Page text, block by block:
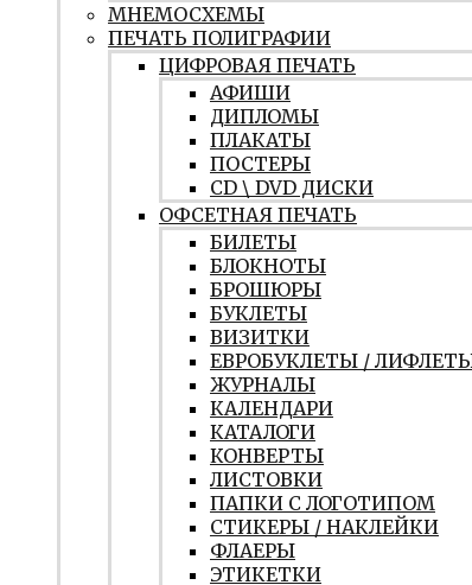
МНЕМОСХЕМЫ
ПЕЧАТЬ ПОЛИГРАФИИ
ЦИФРОВАЯ ПЕЧАТЬ
АФИШИ
ДИПЛОМЫ
ПЛАКАТЫ
ПОСТЕРЫ
CD \ DVD ДИСКИ
ОФСЕТНАЯ ПЕЧАТЬ
БИЛЕТЫ
БЛОКНОТЫ
БРОШЮРЫ
БУКЛЕТЫ
ВИЗИТКИ
ЕВРОБУКЛЕТЫ /
ЖУРНАЛЫ
КАЛЕНДАРИ
КАТАЛОГИ
КОНВЕРТЫ
ЛИСТОВКИ
ПАПКИ С ЛОГОТИПОМ
СТИКЕРЫ / НАКЛЕЙКИ
ФЛАЕРЫ
ЭТИКЕТКИ